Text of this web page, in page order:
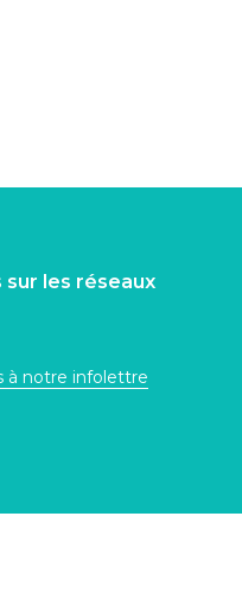
sur les réseaux
à notre infolettre